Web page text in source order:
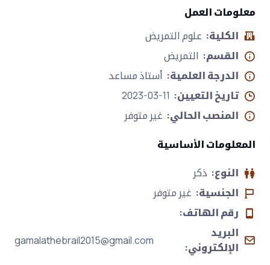
معلومات العمل
الكلية: علوم التمريض
القسم: التمريض
الدرجة العلمية: أستاذ مساعد
تاريخ التعيين:
المنصب الحالي: غير متوفر
المعلومات الأساسية
النوع: ذكر
الجنسية: غير متوفر
رقم الهاتف:
البريد
الإلكتروني:
gamalathebrail2015@gmail.com